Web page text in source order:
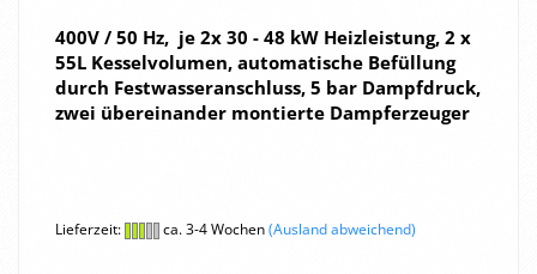
400V / 50 Hz, je 2x 30 - 48 kW Heiz­leis­tung, 2 x
55L Kes­sel­vo­lu­men, au­to­ma­ti­sche Be­fül­lung
durch Fest­was­ser­an­schluss, 5 bar Dampf­druck,
zwei über­ein­an­der mon­tier­te Dampf­erzeu­ger
Lieferzeit: ca. 3-4 Wochen(Ausland abweichend)